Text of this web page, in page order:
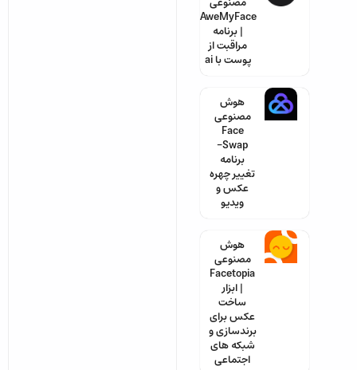
AweMyFace
| برنامه
مراقبت از
پوست با ai
هوش
مصنوعی
Face
Swap-
برنامه
تغییر چهره
عکس و
ویدیو
هوش
مصنوعی
Facetopia
| ابزار
ساخت
عکس برای
برندسازی و
شبکه های
اجتماعی